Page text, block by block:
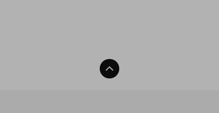
Back To Top